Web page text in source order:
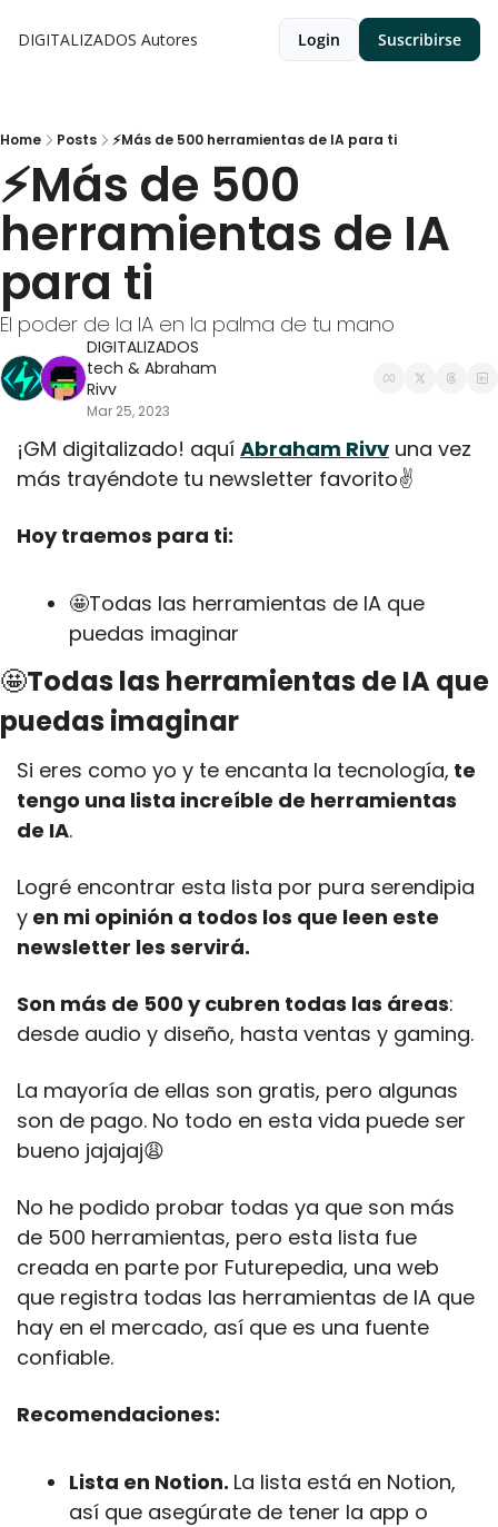
DIGITALIZADOS Autores Login Suscribirse
Home Posts ⚡Más de 500 herramientas de IA para ti
⚡Más de 500
herramientas de IA
para ti
El poder de la IA en la palma de tu mano
DIGITALIZADOS
tech & Abraham
Rivv
Mar 25, 2023
¡GM digitalizado! aquí Abraham Rivv una vez
más trayéndote tu newsletter favorito✌️
Hoy traemos para ti:
🤩Todas las herramientas de IA que
puedas imaginar
🤩Todas las herramientas de IA que
puedas imaginar
Si eres como yo y te encanta la tecnología, te
tengo una lista increíble de herramientas
de IA.
Logré encontrar esta lista por pura serendipia
y en mi opinión a todos los que leen este
newsletter les servirá.
Son más de 500 y cubren todas las áreas:
desde audio y diseño, hasta ventas y gaming.
La mayoría de ellas son gratis, pero algunas
son de pago. No todo en esta vida puede ser
bueno jajajaj😩
No he podido probar todas ya que son más
de 500 herramientas, pero esta lista fue
creada en parte por Futurepedia, una web
que registra todas las herramientas de IA que
hay en el mercado, así que es una fuente
confiable.
Recomendaciones:
Lista en Notion. La lista está en Notion,
así que asegúrate de tener la app o